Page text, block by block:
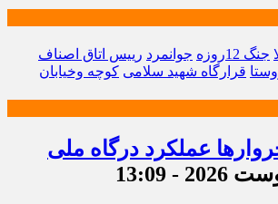
جنگ 12روزه جوانمرد رییس اتاق اصناف
قرارگاه شهید سلامی کوچه وخیابان
عملکرد درگاه ملی